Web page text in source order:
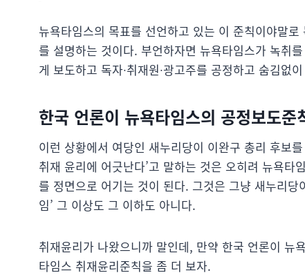
뉴욕타임스의 목표를 선언하고 있는 이 준칙이야말
를 설명하는 것이다. 부언하자면 뉴욕타임스가 녹취
게 보도하고 독자∙취재원∙광고주를 공정하고 숨김없
한국 언론이 뉴욕타임스의 공정보도준
이런 상황에서 여당인 새누리당이 이완구 총리 후보
취재 윤리에 어긋난다’고 말하는 것은 오히려 뉴욕타
를 정면으로 어기는 것이 된다. 그것은 그냥 새누리
임’ 그 이상도 그 이하도 아니다.
취재윤리가 나왔으니까 말인데, 만약 한국 언론이 뉴
타임스 취재윤리준칙을 좀 더 보자.